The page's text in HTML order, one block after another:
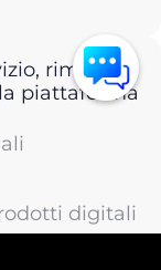
rimborsi
piattaforma
digitali